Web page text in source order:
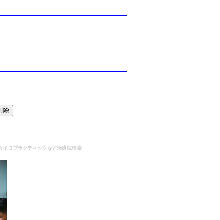
イロプラクティックなど治療院検索